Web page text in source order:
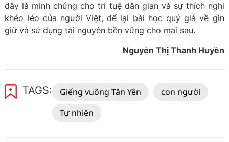
đây là minh chứng cho trí tuệ dân gian và sự thích nghi
khéo léo của người Việt, để lại bài học quý giá về gìn
giữ và sử dụng tài nguyên bền vững cho mai sau.
Nguyễn Thị Thanh Huyền
TAGS: Giếng vuông Tân Yên
con người
Tự nhiên